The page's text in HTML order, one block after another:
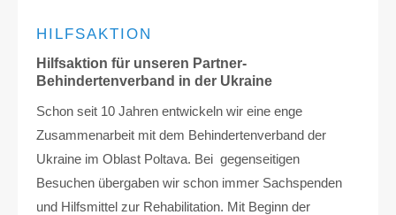
HILFSAKTION
Hilfsaktion für unseren Partner-
Behindertenverband in der Ukraine
Schon seit 10 Jahren entwickeln wir eine enge
Zusammenarbeit mit dem Behindertenverband der
Ukraine im Oblast Poltava. Bei gegenseitigen
Besuchen übergaben wir schon immer Sachspenden
und Hilfsmittel zur Rehabilitation. Mit Beginn der